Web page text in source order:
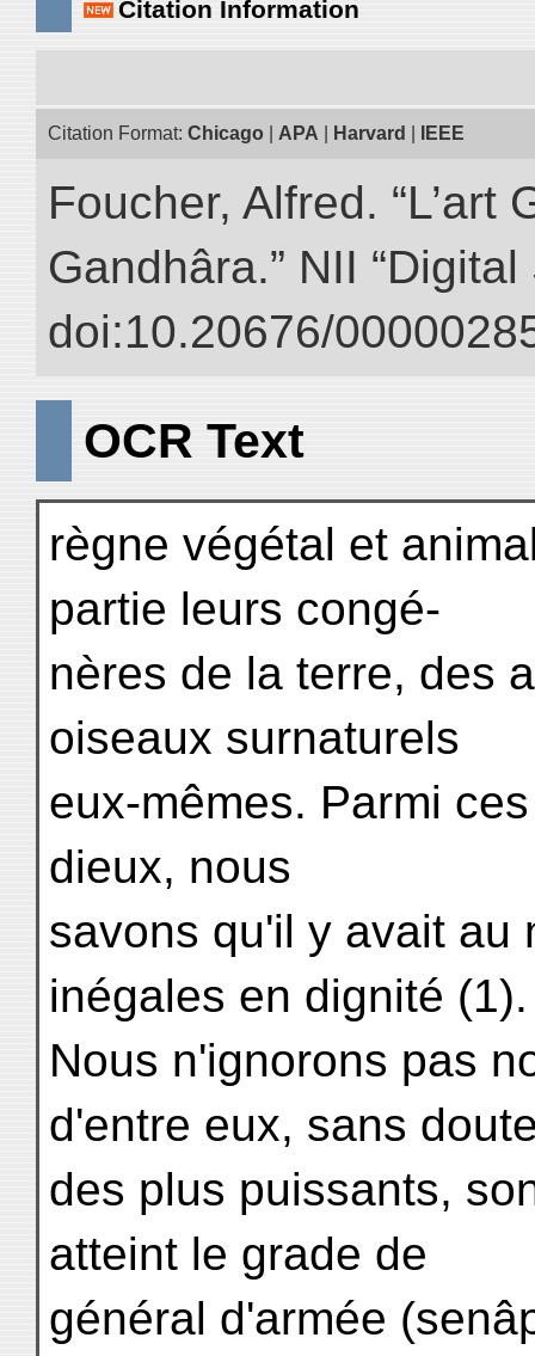
Citation Information
Citation Format: Chicago APA Harvard IEEE
Foucher, Alfred.
Gandhâra.” NII
doi:10.20676/
OCR Text
règne végétal et
partie leurs congé-
nères de la terre, des
oiseaux surnaturels
eux-mêmes. Parmi
dieux, nous
savons qu'il y avait au
inégales en dignité (1).
Nous n'ignorons pas
d'entre eux, sans
des plus puissants,
atteint le grade de
général d'armée